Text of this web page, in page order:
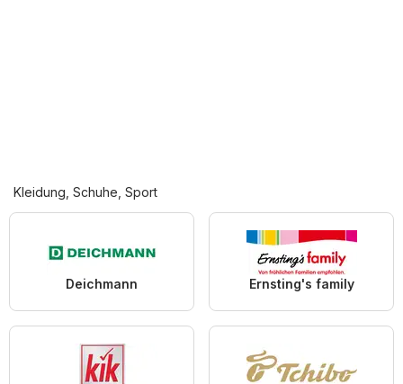
Kleidung, Schuhe, Sport
Deichmann Ernsting's family